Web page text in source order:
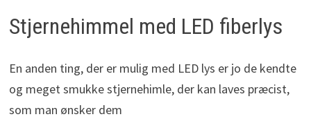
Stjernehimmel med LED fiberlys
En anden ting, der er mulig med LED lys er jo de kendte
og meget smukke stjernehimle, der kan laves præcist,
som man ønsker dem